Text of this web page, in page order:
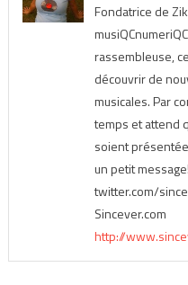
Fondatrice de
rassembleuse,
découvrir de
musicales. Par
temps et attend
soient
un petit
twitter.com/
Sincever.com
http://